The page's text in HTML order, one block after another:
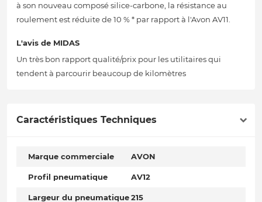
à son nouveau composé silice-carbone, la résistance au
roulement est réduite de 10 % * par rapport à l'Avon AV11.
L'avis de MIDAS
Un très bon rapport qualité/prix pour les utilitaires qui
tendent à parcourir beaucoup de kilomètres
Caractéristiques Techniques
Marque commerciale AVON
Profil pneumatique AV12
Largeur du pneumatique215